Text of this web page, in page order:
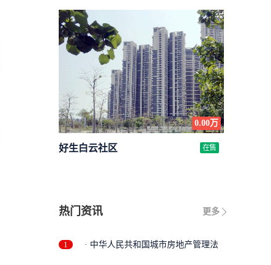
0.00万
好生白云社区 在售
更多
热门资讯
1 · 中华人民共和国城市房地产管理法